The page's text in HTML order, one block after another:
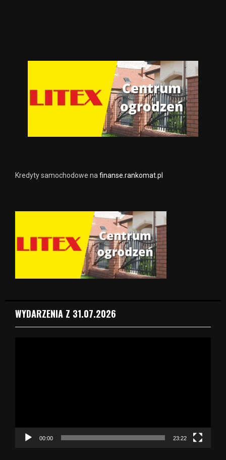
Kredyty samochodowe na finanse.rankomat.pl
WYDARZENIA Z 31.07.2026
c
00:00 23:22